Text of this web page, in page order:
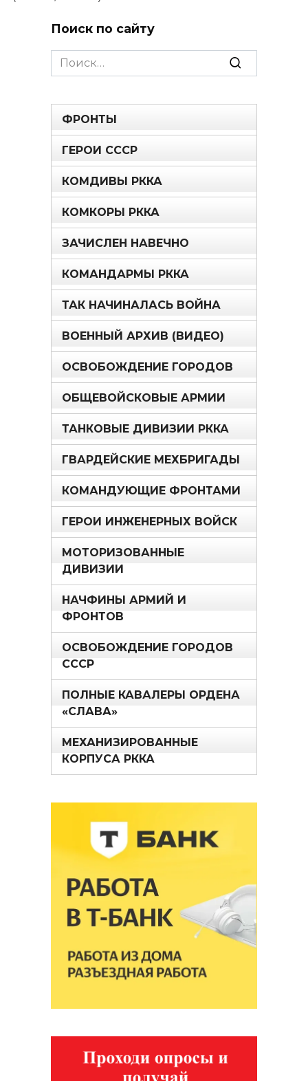
Поиск по сайту
Search
for:
ФРОНТЫ
ГЕРОИ СССР
КОМДИВЫ РККА
КОМКОРЫ РККА
ЗАЧИСЛЕН НАВЕЧНО
КОМАНДАРМЫ РККА
ТАК НАЧИНАЛАСЬ ВОЙНА
ВОЕННЫЙ АРХИВ (ВИДЕО)
ОСВОБОЖДЕНИЕ ГОРОДОВ
ОБЩЕВОЙСКОВЫЕ АРМИИ
ТАНКОВЫЕ ДИВИЗИИ РККА
ГВАРДЕЙСКИЕ МЕХБРИГАДЫ
КОМАНДУЮЩИЕ ФРОНТАМИ
ГЕРОИ ИНЖЕНЕРНЫХ ВОЙСК
МОТОРИЗОВАННЫЕ
ДИВИЗИИ
НАЧФИНЫ АРМИЙ И
ФРОНТОВ
ОСВОБОЖДЕНИЕ ГОРОДОВ
СССР
ПОЛНЫЕ КАВАЛЕРЫ ОРДЕНА
«СЛАВА»
МЕХАНИЗИРОВАННЫЕ
КОРПУСА РККА